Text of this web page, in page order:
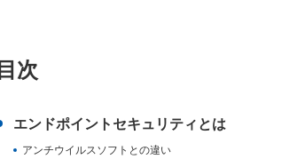
目次
エンドポイントセキュリティとは
アンチウイルスソフトとの違い